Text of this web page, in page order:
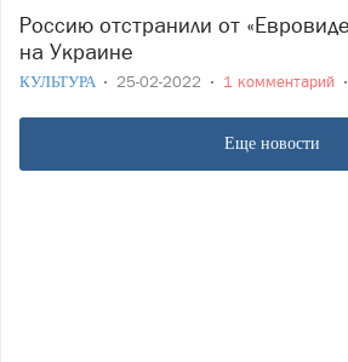
Россию отстранили от «Евровидения» из-за войны
на Украине
КУЛЬТУРА 25-02-2022 1 комментарий
Еще новости